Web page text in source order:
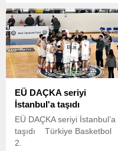
EÜ DAÇKA seriyi
İstanbul'a taşıdı
EÜ DAÇKA seriyi İstanbul’a
taşıdı Türkiye Basketbol
2.